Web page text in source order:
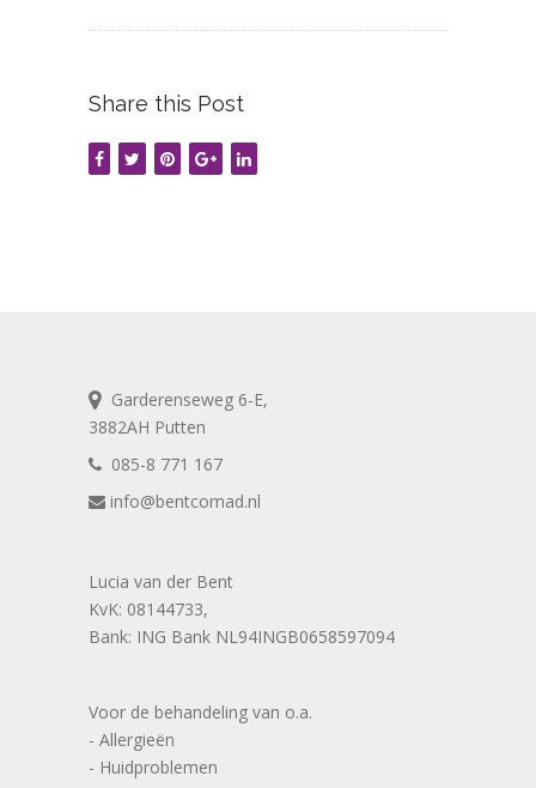
Share this Post
Garderenseweg 6-E,
3882AH Putten
085-8 771 167
info@bentcomad.nl
Lucia van der Bent
KvK: 08144733,
Bank: ING Bank NL94INGB0658597094
Voor de behandeling van o.a.
- Allergieën
- Huidproblemen